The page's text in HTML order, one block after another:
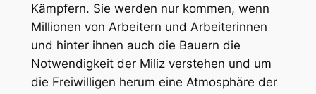
Kämpfern. Sie werden nur kommen, wenn
Millionen von Arbeitern und Arbeiterinnen
und hinter ihnen auch die Bauern die
Notwendigkeit der Miliz verstehen und um
die Freiwilligen herum eine Atmosphäre der